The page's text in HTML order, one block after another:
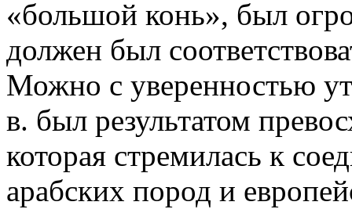
«большой конь», был
должен был
Можно с уверенностью
в. был результатом
которая стремилась к
арабских пород и